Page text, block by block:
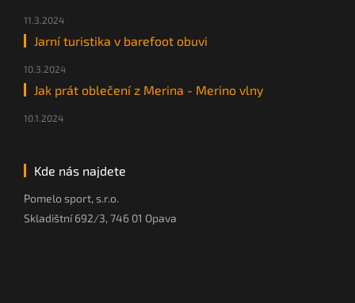
11.3.2024
Jarní turistika v barefoot obuvi
10.3.2024
Jak prát oblečení z Merina - Merino vlny
10.1.2024
Kde nás najdete
Pomelo sport, s.r.o.
Skladištní 692/3, 746 01 Opava